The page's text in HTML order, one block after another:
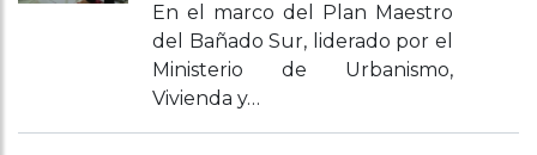
En el marco del Plan Maestro
del Bañado Sur, liderado por el
Ministerio de Urbanismo,
Vivienda y…